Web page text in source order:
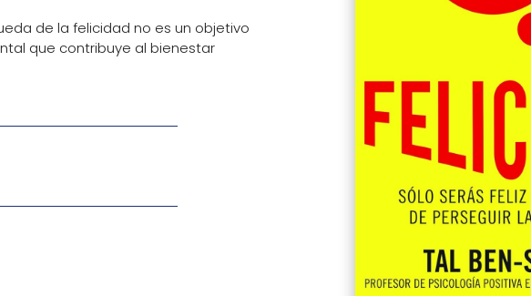
de la felicidad no es un objetivo
que contribuye al bienestar